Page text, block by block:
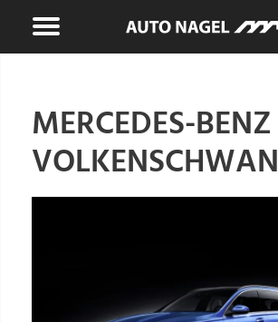
MERCEDES-